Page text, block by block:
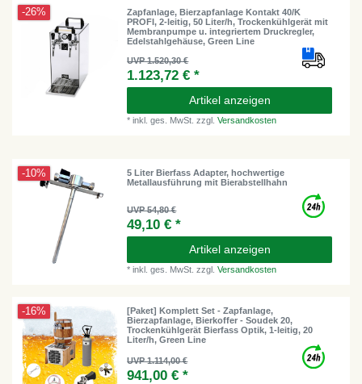
-26%
Zapfanlage, Bierzapfanlage Kontakt 40/K
PROFI, 2-leitig, 50 Liter/h, Trockenkühlgerät mit
Membranpumpe u. integriertem Druckregler,
Edelstahlgehäuse, Green Line
UVP 1.520,30 €
1.123,72 € *
Artikel anzeigen
*inkl. ges. MwSt. zzgl.Versandkosten
-10%
5 Liter Bierfass Adapter, hochwertige
Metallausführung mit Bierabstellhahn
UVP 54,80 €
49,10 € *
Artikel anzeigen
*inkl. ges. MwSt. zzgl.Versandkosten
-16%
[Paket] Komplett Set - Zapfanlage,
Bierzapfanlage, Bierkoffer - Soudek 20,
Trockenkühlgerät Bierfass Optik, 1-leitig, 20
Liter/h, Green Line
UVP 1.114,00 €
941,00 € *